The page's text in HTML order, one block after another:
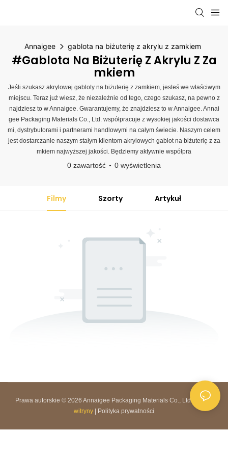
Annaigee gablota na biżuterię z akrylu z zamkiem
#gablota Na Biżuterię Z Akrylu Z Za
Mkiem
Jeśli szukasz akrylowej gabloty na biżuterię z zamkiem, jesteś we właściwym
miejscu. Teraz już wiesz, że niezależnie od tego, czego szukasz, na pewno z
najdziesz to w Annaigee. Gwarantujemy, że znajdziesz to w Annaigee. Annai
gee Packaging Materials Co., Ltd. współpracuje z wysokiej jakości dostawca
mi, dystrybutorami i partnerami handlowymi na całym świecie. Naszym celem
jest dostarczanie naszym stałym klientom akrylowych gablot na biżuterię z za
mkiem najwyższej jakości. Będziemy aktywnie współpra
0 zawartość 0 wyświetlenia
Filmy Szorty Artykuł
Prawa autorskie © 2026 Annaigee Packaging Materials Co., Ltd. |
Mapa
witryny | Polityka prywatności